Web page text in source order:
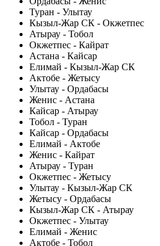
Туран - Улытау
Кызыл-Жар СК - Окжетпес
Атырау - Тобол
Окжетпес - Кайрат
Астана - Кайсар
Елимай - Кызыл-Жар СК
Актобе - Жетысу
Улытау - Ордабасы
Женис - Астана
Кайсар - Атырау
Тобол - Туран
Кайсар - Ордабасы
Елимай - Актобе
Женис - Кайрат
Атырау - Туран
Окжетпес - Жетысу
Улытау - Кызыл-Жар СК
Жетысу - Ордабасы
Кызыл-Жар СК - Атырау
Окжетпес - Улытау
Елимай - Женис
Актобе - Тобол